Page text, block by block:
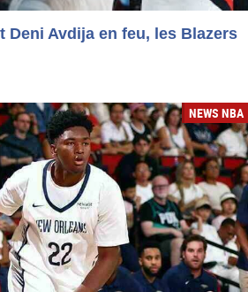
Deni Avdija en feu, les Blazers
NEWS NBA